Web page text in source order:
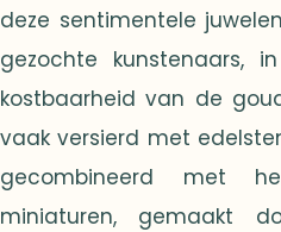
deze sentimentele
gezochte kunstenaars,
kostbaarheid van de
vaak versierd met
gecombineerd met
miniaturen, gemaakt